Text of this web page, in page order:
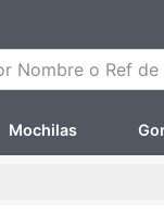
Nombre o Ref de
Mochilas